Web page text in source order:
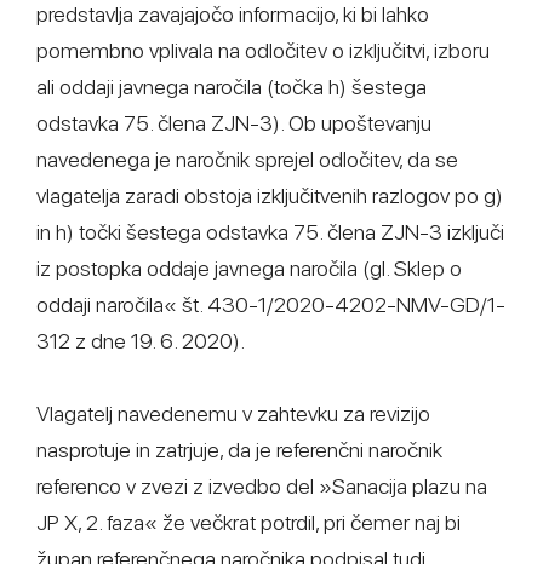
predstavlja zavajajočo informacijo, ki bi lahko
pomembno vplivala na odločitev o izključitvi, izboru
ali oddaji javnega naročila (točka h) šestega
odstavka 75. člena ZJN-3). Ob upoštevanju
navedenega je naročnik sprejel odločitev, da se
vlagatelja zaradi obstoja izključitvenih razlogov po g)
in h) točki šestega odstavka 75. člena ZJN-3 izključi
iz postopka oddaje javnega naročila (gl. Sklep o
oddaji naročila« št. 430-1/2020-4202-NMV-GD/1-
312 z dne 19. 6. 2020).
Vlagatelj navedenemu v zahtevku za revizijo
nasprotuje in zatrjuje, da je referenčni naročnik
referenco v zvezi z izvedbo del »Sanacija plazu na
JP X, 2. faza« že večkrat potrdil, pri čemer naj bi
župan referenčnega naročnika podpisal tudi